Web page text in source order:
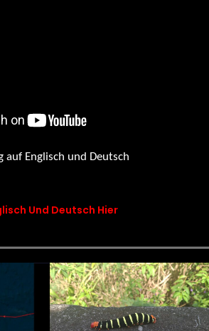
auf Englisch und Deutsch
Und Deutsch Hier